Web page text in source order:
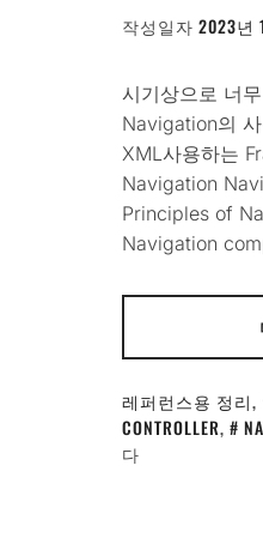
작성일자 2023년
시기상으로 너
Navigation의
XML사용하는
Navigation
Principles of
Navigation
레퍼런스용 정리,
CONTROLLER,
다